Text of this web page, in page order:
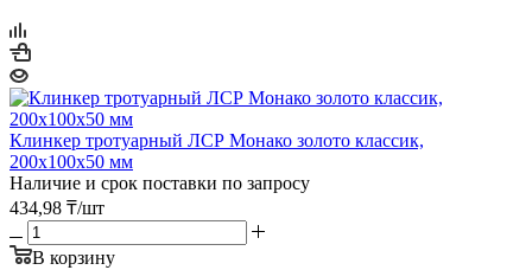
Клинкер тротуарный ЛСР Монако золото классик,
200х100х50 мм
Наличие и срок поставки по запросу
434,98 ₸/шт
В корзину